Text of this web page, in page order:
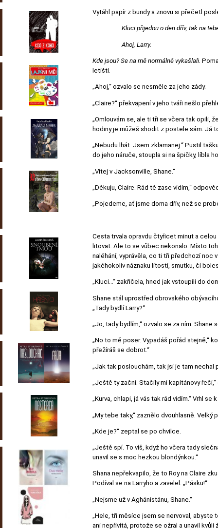
Vytáhl papír z bundy a znovu si přečetl
Kluci přijedou o den dřív, tak na
Ahoj, Larry.
Kde jsou? Se na mě normálně vykašlali.
letišti.
„Ahoj,“ ozvalo se nesměle za jeho zády.
„Claire?“ překvapení v jeho tváři nešlo
„Omlouvám se, ale ti tři se včera tak opili,
hodiny je můžeš shodit z postele sám. Já
„Nebudu lhát. Jsem zklamanej.“ Pustil
do jeho náruče, stoupla si na špičky, líbla
„Vítej v Jacksonville, Shane.“
„Děkuju, Claire. Rád tě zase vidím,“
„Pojedeme, ať jsme doma dřív, než se
Cesta trvala opravdu čtyřicet minut a
litovat. Ale to se vůbec nekonalo. Místo
naléhání, vyprávěla, co ti tři předchozí noc
jakéhokoliv náznaku lítosti, smutku, či
„Kluci…“ zakřičela, hned jak vstoupili do
Shane stál uprostřed obrovského
„Tady bydlí Larry?“
„Jo, tady bydlím,“ ozvalo se za ním.
„No to mě poser. Vypadáš pořád stejně,“
přežíráš se dobrot.“
„Jak tak poslouchám, tak jsi je tam nechal
„Ještě ty začni. Stačily mi kapitánovy
„Kurva, chlapi, já vás tak rád vidím.“ Vrhl se
„My tebe taky,“ zaznělo dvouhlasně.
„Kde je?“ zeptal se po chvilce.
„Ještě spí. To víš, když ho včera tady
unavil se s moc hezkou blondýnkou.“
Shana nepřekvapilo, že to Roy na Claire
Podíval se na Larryho a zavelel: „Pásku!“
„Nejsme už v Aghánistánu, Shane.“
„Hele, tři měsíce jsem se nervoval,
ani nepřivítá, protože se ožral a unavil kvůli